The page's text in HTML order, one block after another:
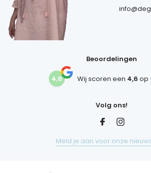
Beoordelingen
4,6 Wij scoren een 4,6 op
Volg ons!
Meld je aan voor onze